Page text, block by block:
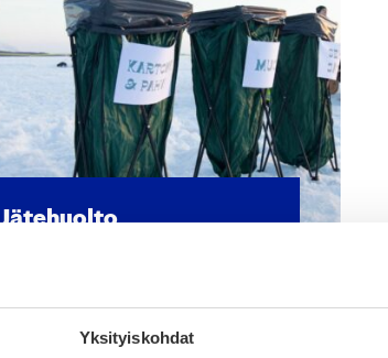
Yksityiskohdat
Jäte­huol­to